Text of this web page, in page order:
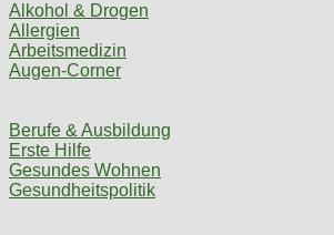
Alkohol & Drogen
Allergien
Arbeitsmedizin
Augen-Corner
Berufe & Ausbildung
Erste Hilfe
Gesundes Wohnen
Gesundheitspolitik